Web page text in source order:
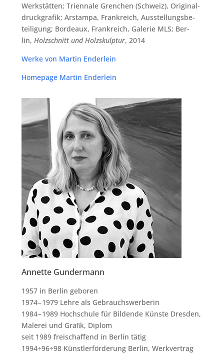
Werk­stät­ten; Tri­en­na­le Gren­chen (Schweiz), Ori­gi­nal­
druck­gra­fik; Arstam­pa, Frank­reich, Aus­stel­lungs­be­
tei­li­gung; Bor­deaux, Frank­reich, Gale­rie MLS; Ber­
lin, Holz­schnitt und Holz­skulp­tur, 2014
Wer­ke von Mar­tin Enderlein
Home­page Mar­tin Enderlein
Annette Gundermann
1957 in Ber­lin gebo­ren
1974 – 1979 Leh­re als Gebrauchs­wer­be­rin
1984 – 1989 Hoch­schu­le für Bil­den­de Küns­te Dres­den,
Male­rei und Graﬁk, Diplom
seit 1989 frei­schaf­fend in Ber­lin tätig
1994÷96÷98 Künst­ler­för­de­rung Ber­lin, Werk­ver­trag